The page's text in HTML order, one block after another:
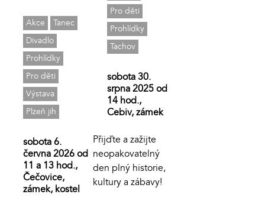
Akce
Tanec
Divadlo
Prohlídky
Pro děti
Výstava
Plzeň jih
sobota 6.
června 2026 od
11 a 13 hod.,
Čečovice,
zámek, kostel
Pro děti
Prohlídky
Tachov
sobota 30.
srpna 2025 od
14 hod.,
Cebiv, zámek
Přijďte a zažijte
neopakovatelný
den plný historie,
kultury a zábavy!